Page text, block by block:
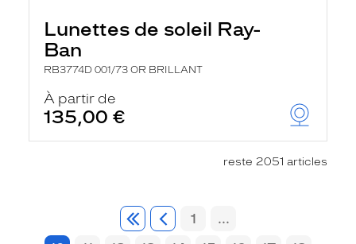
Lunettes de soleil Ray-
Ban
RB3774D 001/73 OR BRILLANT
À partir de
135,00 €
reste 2051 articles
1
...